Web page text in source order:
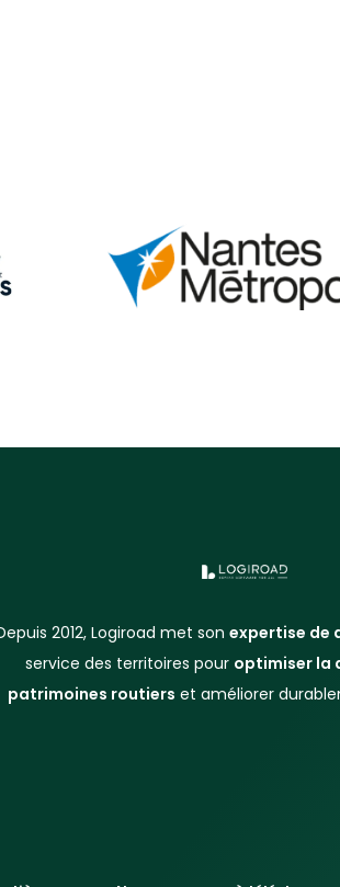
2012, Logiroad met son expertise de
service des territoires pour optimiser la
patrimoines routiers et améliorer